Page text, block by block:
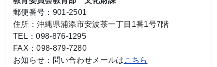
郵便番号： 901-2501
住所： 沖縄県浦添市安波茶一丁目1番1号7階
TEL：098-876-1295
FAX：098-879-7280
お知らせ： 問い合わせメールは こちら